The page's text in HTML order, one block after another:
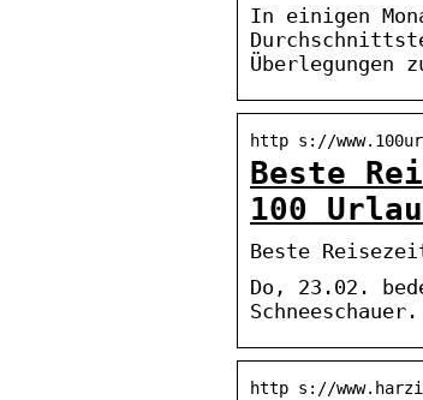
In einigen
Überlegungen
http s://
Beste
100
Beste
Do, 23.02.
http s://